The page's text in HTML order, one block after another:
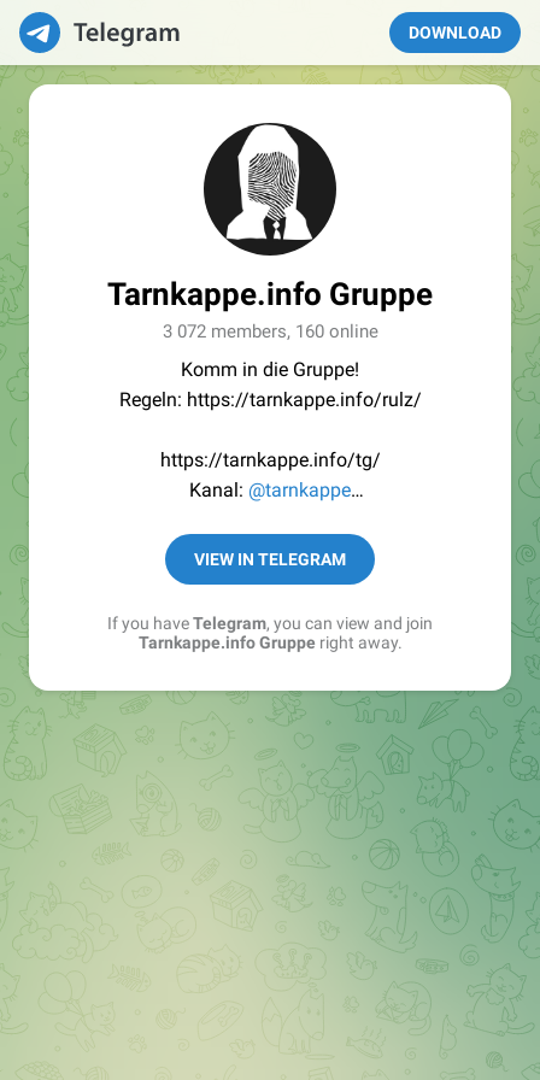
DOWNLOAD
Tarnkappe.info Gruppe
3 072 members, 160 online
Komm in die Gruppe!
Regeln: https://tarnkappe.info/rulz/
https://tarnkappe.info/tg/
Kanal: @tarnkappe
Best of:@bestoftarnkappe
Kochen: https://t.me/+WSW5F1VcmhliMjk6
VIEW IN TELEGRAM
If you haveTelegram, you can view and join
Tarnkappe.info Grupperight away.